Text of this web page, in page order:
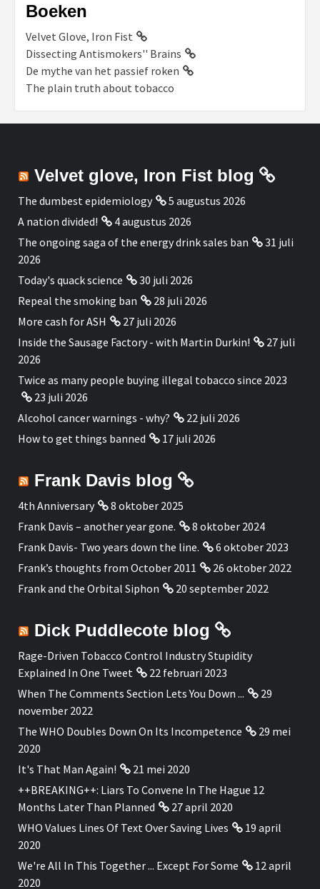
Boeken
Velvet Glove, Iron Fist
Dissecting Antismokers'' Brains
De mythe van het passief roken
The plain truth about tobacco
Velvet glove, Iron Fist blog
The dumbest epidemiology
5 augustus 2026
A nation divided!
4 augustus 2026
The ongoing saga of the energy drink sales ban
31 juli
2026
Today's quack science
30 juli 2026
Repeal the smoking ban
28 juli 2026
More cash for ASH
27 juli 2026
Inside the Sausage Factory - with Martin Durkin!
27 juli
2026
Twice as many people buying illegal tobacco since 2023
23 juli 2026
Alcohol cancer warnings - why?
22 juli 2026
How to get things banned
17 juli 2026
Frank Davis blog
4th Anniversary
8 oktober 2025
Frank Davis – another year gone.
8 oktober 2024
Frank Davis- Two years down the line.
6 oktober 2023
Frank’s thoughts from October 2011
26 oktober 2022
Frank and the Orbital Siphon
20 september 2022
Dick Puddlecote blog
Rage-Driven Tobacco Control Industry Stupidity
Explained In One Tweet
22 februari 2023
When The Comments Section Lets You Down ...
29
november 2022
The WHO Doubles Down On Its Incompetence
29 mei
2020
It's That Man Again!
21 mei 2020
++BREAKING++: Liars To Convene In The Hague 12
Months Later Than Planned
27 april 2020
WHO Values Lines Of Text Over Saving Lives
19 april
2020
We're All In This Together ... Except For Some
12 april
2020